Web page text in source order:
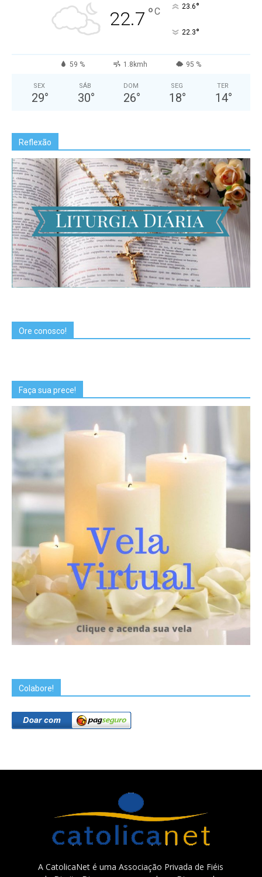
22.7 °C 23.6°
22.3°
59 % 1.8kmh 95 %
SEX
29°
SÁB
30°
DOM
26°
SEG
18°
TER
14°
Reflexão
Ore conosco!
Faça sua prece!
Colabore!
A CatolicaNet é uma Associação Privada de Fiéis